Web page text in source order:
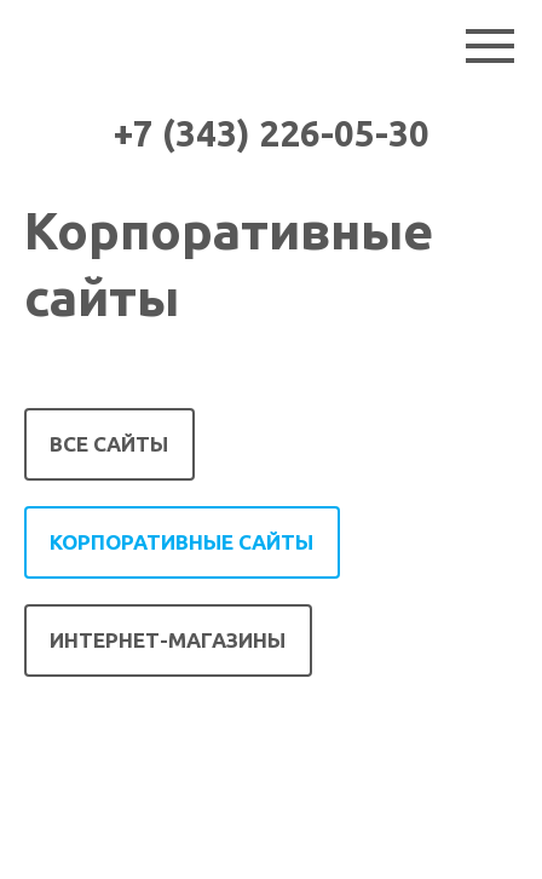
+7 (343) 226-05-30
Корпоративные
сайты